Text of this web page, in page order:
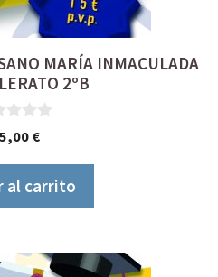
MARÍA INMACULADA
2ºB
€
al carrito